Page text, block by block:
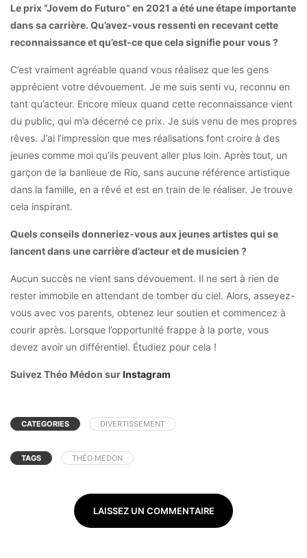
Le prix “Jovem do Futuro” en 2021 a été une étape importante
dans sa carrière. Qu’avez-vous ressenti en recevant cette
reconnaissance et qu’est-ce que cela signifie pour vous ?
C’est vraiment agréable quand vous réalisez que les gens
apprécient votre dévouement. Je me suis senti vu, reconnu en
tant qu’acteur. Encore mieux quand cette reconnaissance vient
du public, qui m’a décerné ce prix. Je suis venu de mes propres
rêves. J’ai l’impression que mes réalisations font croire à des
jeunes comme moi qu’ils peuvent aller plus loin. Après tout, un
garçon de la banlieue de Rio, sans aucune référence artistique
dans la famille, en a rêvé et est en train de le réaliser. Je trouve
cela inspirant.
Quels conseils donneriez-vous aux jeunes artistes qui se
lancent dans une carrière d’acteur et de musicien ?
Aucun succès ne vient sans dévouement. Il ne sert à rien de
rester immobile en attendant de tomber du ciel. Alors, asseyez-
vous avec vos parents, obtenez leur soutien et commencez à
courir après. Lorsque l’opportunité frappe à la porte, vous
devez avoir un différentiel. Étudiez pour cela !
Suivez Théo Médon surInstagram
CATEGORIES DIVERTISSEMENT
TAGS THÉO MEDON
LAISSEZ UN COMMENTAIRE